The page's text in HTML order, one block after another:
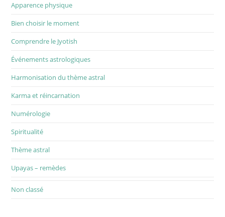
Apparence physique
Bien choisir le moment
Comprendre le Jyotish
Événements astrologiques
Harmonisation du thème astral
Karma et réincarnation
Numérologie
Spiritualité
Thème astral
Upayas – remèdes
Non classé